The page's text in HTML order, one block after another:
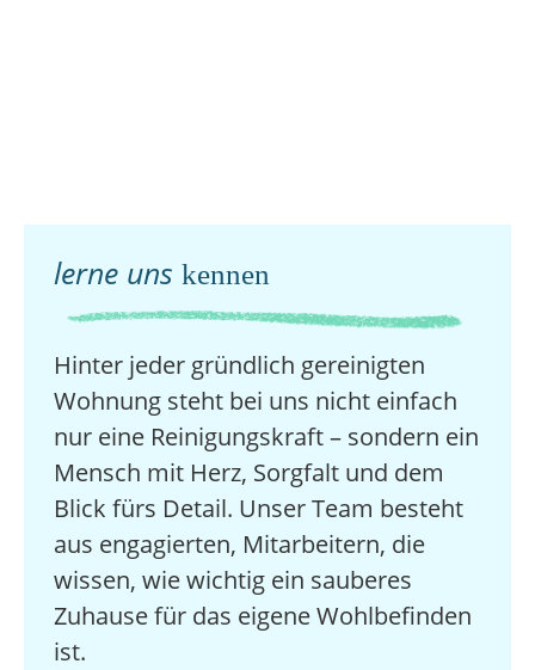
lerne uns kennen
Hinter jeder gründlich gereinigten
Wohnung steht bei uns nicht einfach
nur eine Reinigungskraft – sondern ein
Mensch mit Herz, Sorgfalt und dem
Blick fürs Detail. Unser Team besteht
aus engagierten, Mitarbeitern, die
wissen, wie wichtig ein sauberes
Zuhause für das eigene Wohlbefinden
ist.